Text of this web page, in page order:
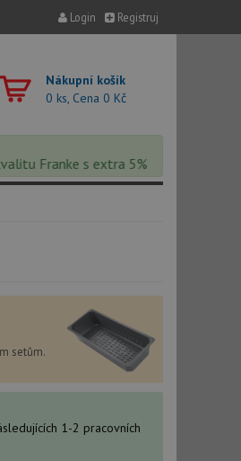
Login Registruj
Nákupní košík
0 ks, Cena 0 Kč
Franke s extra 5% slevou – sleva se
setům.
1-2 pracovních